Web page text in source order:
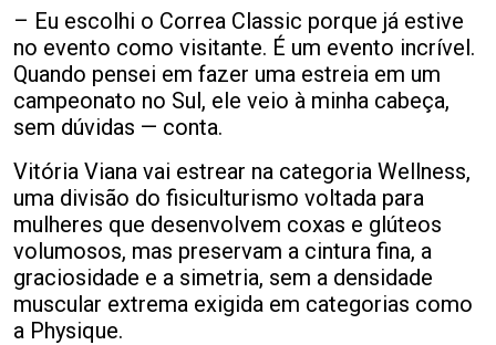
– Eu escolhi o Correa Classic porque já estive
no evento como visitante. É um evento incrível.
Quando pensei em fazer uma estreia em um
campeonato no Sul, ele veio à minha cabeça,
sem dúvidas — conta.
Vitória Viana vai estrear na categoria Wellness,
uma divisão do fisiculturismo voltada para
mulheres que desenvolvem coxas e glúteos
volumosos, mas preservam a cintura fina, a
graciosidade e a simetria, sem a densidade
muscular extrema exigida em categorias como
a Physique.